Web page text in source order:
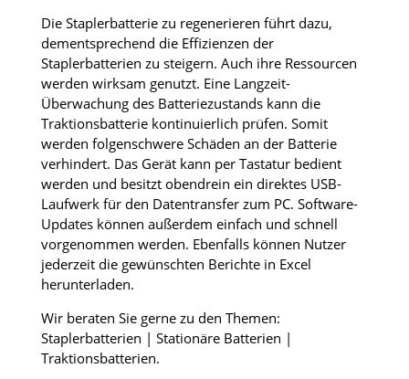
Die Staplerbatterie zu regenerieren führt dazu,
dementsprechend die Effizienzen der
Staplerbatterien zu steigern. Auch ihre Ressourcen
werden wirksam genutzt. Eine Langzeit-
Überwachung des Batteriezustands kann die
Traktionsbatterie kontinuierlich prüfen. Somit
werden folgenschwere Schäden an der Batterie
verhindert. Das Gerät kann per Tastatur bedient
werden und besitzt obendrein ein direktes USB-
Laufwerk für den Datentransfer zum PC. Software-
Updates können außerdem einfach und schnell
vorgenommen werden. Ebenfalls können Nutzer
jederzeit die gewünschten Berichte in Excel
herunterladen.
Wir beraten Sie gerne zu den Themen:
Staplerbatterien | Stationäre Batterien |
Traktionsbatterien.